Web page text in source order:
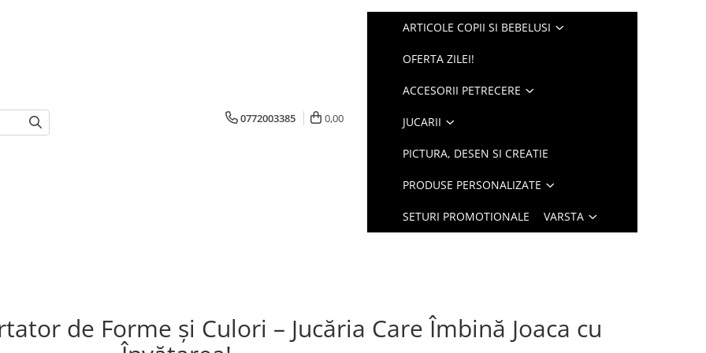
0772003385 0,00
ARTICOLE COPII SI BEBELUSI
OFERTA ZILEI!
ACCESORII PETRECERE
JUCARII
PICTURA, DESEN SI CREATIE
PRODUSE PERSONALIZATE
SETURI PROMOTIONALE VARSTA
de Forme și Culori – Jucăria Care Îmbină Joaca cu